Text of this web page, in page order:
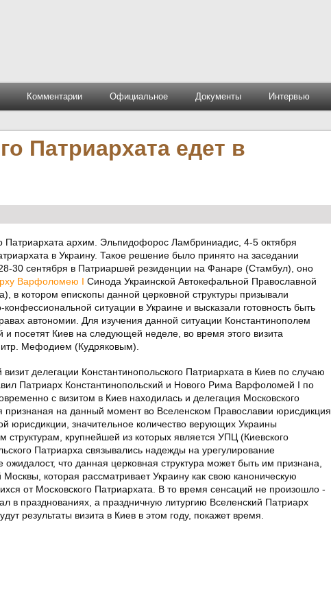
Комментарии Официальное Документы Интервью
Патриархата едет в
Патриархата архим. Эльпидофорос Ламбриниадис, 4-5 октября
в Украину. Такое решение было принято на заседании
30 сентября в Патриаршей резиденции на Фанаре (Стамбул), оно
Варфоломею І Синода Украинской Автокефальной Православной
в котором епископы данной церковной структуры призывали
ситуации в Украине и высказали готовность быть
автономии. Для изучения данной ситуации Константинополем
посетят Киев на следующей неделе, во время этого визита
Мефодием (Кудряковым).
делегации Константинопольского Патриархата в Киев по случаю
Патриарх Константинопольский и Нового Рима Варфоломей І по
с визитом в Киев находилась и делегация Московского
признаная на данный момент во Вселенском Православии юрисдикция
юрисдикции, значительное количество верующих Украины
крупнейшей из которых является УПЦ (Киевского
Патриарха связывались надежды на урегулирование
ожидалост, что данная церковная структура может быть им признана,
которая рассматривает Украину как свою каноническую
от Московского Патриархата. В то время сенсаций не произошло -
в празднованиях, а праздничную литургию Вселенский Патриарх
результаты визита в Киев в этом году, покажет время.